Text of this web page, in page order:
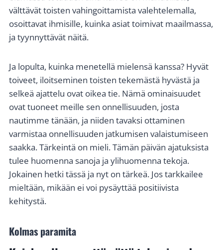
välttävät toisten vahingoittamista valehtelemalla,
osoittavat ihmisille, kuinka asiat toimivat maailmassa,
ja tyynnyttävät näitä.
Ja lopulta, kuinka menetellä mielensä kanssa? Hyvät
toiveet, iloitseminen toisten tekemästä hyvästä ja
selkeä ajattelu ovat oikea tie. Nämä ominaisuudet
ovat tuoneet meille sen onnellisuuden, josta
nautimme tänään, ja niiden tavaksi ottaminen
varmistaa onnellisuuden jatkumisen valaistumiseen
saakka. Tärkeintä on mieli. Tämän päivän ajatuksista
tulee huomenna sanoja ja ylihuomenna tekoja.
Jokainen hetki tässä ja nyt on tärkeä. Jos tarkkailee
mieltään, mikään ei voi pysäyttää positiivista
kehitystä.
Kolmas paramita